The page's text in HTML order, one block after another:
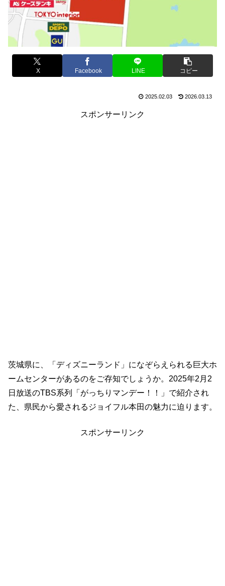
X Facebook LINE コピー
2025.02.03 2026.03.13
スポンサーリンク
茨城県に、「ディズニーランド」になぞらえられる巨大ホ
ームセンターがあるのをご存知でしょうか。2025年2月2
日放送のTBS系列「がっちりマンデー！！」で紹介され
た、県民から愛されるジョイフル本田の魅力に迫ります。
スポンサーリンク